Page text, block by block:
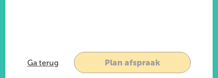
Ga terug Plan afspraak